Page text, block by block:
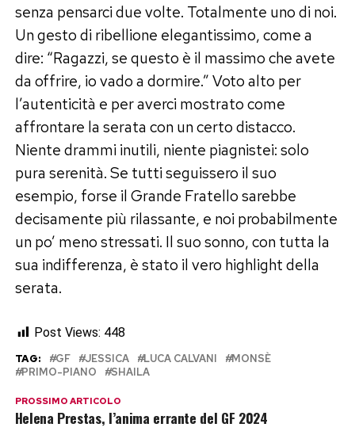
senza pensarci due volte. Totalmente uno di noi.
Un gesto di ribellione elegantissimo, come a
dire: “Ragazzi, se questo è il massimo che avete
da offrire, io vado a dormire.” Voto alto per
l’autenticità e per averci mostrato come
affrontare la serata con un certo distacco.
Niente drammi inutili, niente piagnistei: solo
pura serenità. Se tutti seguissero il suo
esempio, forse il Grande Fratello sarebbe
decisamente più rilassante, e noi probabilmente
un po’ meno stressati. Il suo sonno, con tutta la
sua indifferenza, è stato il vero highlight della
serata.
Post Views: 448
TAG: GF JESSICA LUCA CALVANI
MONSÈ
PRIMO-PIANO
SHAILA
PROSSIMO ARTICOLO
Helena Prestas, l’anima errante del GF 2024